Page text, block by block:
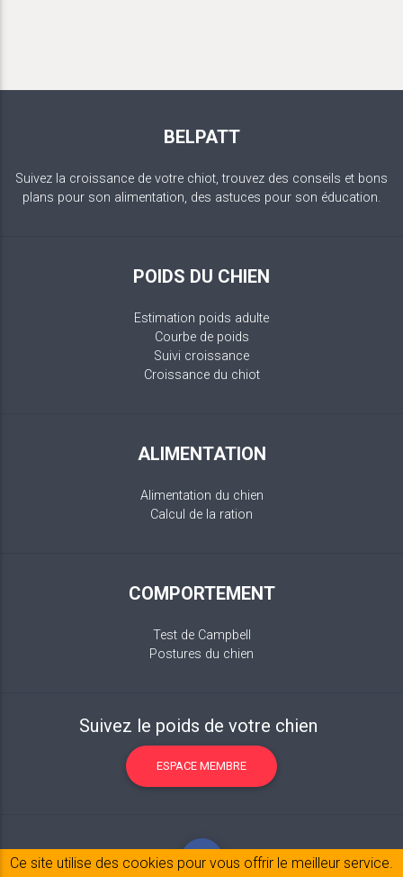
BELPATT
Suivez la croissance de votre chiot, trouvez des conseils et bons
plans pour son alimentation, des astuces pour son éducation.
POIDS DU CHIEN
Estimation poids adulte
Courbe de poids
Suivi croissance
Croissance du chiot
ALIMENTATION
Alimentation du chien
Calcul de la ration
COMPORTEMENT
Test de Campbell
Postures du chien
Suivez le poids de votre chien
ESPACE MEMBRE
Ce site utilise des cookies pour vous offrir le meilleur service.